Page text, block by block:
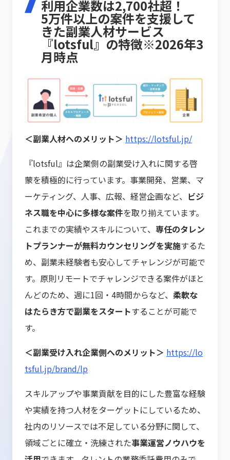
利用企業数は2,700社超！
5万件以上の案件を支援して
きた副業人材サービス
『lotsful』の特徴※2026年3
月時点
＜副業人材へのメリット＞ https://lotsful.jp/
『lotsful』は企業側の副業受け入れに関する啓
蒙を積極的に行っています。事業開発、営業、マ
ーケティング、人事、広報、経営企画など、 ビジ
ネス職を中心に多様な案件を取り揃えています。
これまでの実績やスキルについて、 専任のタレン
トプランナーが無料カウンセリングを実施するた
め、副業未経験者も安心してチャレンジが可能で
す。原則リモートでチャレンジできる案件がほと
んどのため、週に1回・4時間からなど、 柔軟な
はたらき方で副業をスタートすることが可能で
す。
＜副業受け入れ企業側へのメリット＞ https://lo
tsful.jp/brand/lp
スキルアップや事業貢献を目的にした豊富な経験
や実績を持つ人材をターゲットにしているため、
社内のリソースでは不足している分野に関して、
領域ごとに確立・洗練された事業運営ノウハウを